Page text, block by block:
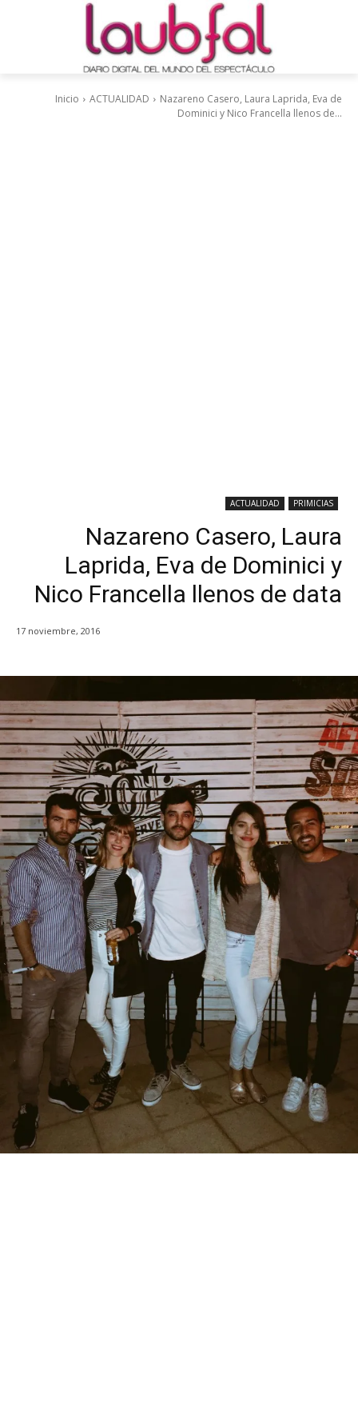
Inicio ACTUALIDAD
Nazareno Casero, Laura Laprida, Eva de
Dominici y Nico Francella llenos de...
ACTUALIDAD PRIMICIAS
Nazareno Casero, Laura
Laprida, Eva de Dominici y
Nico Francella llenos de data
17 noviembre, 2016